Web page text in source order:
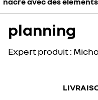
un seul type de siège prévu
Vous pourrez personnaliser
Les coloris que vous
pourrez composer votre
souhaitez.
planning
Expert produit :